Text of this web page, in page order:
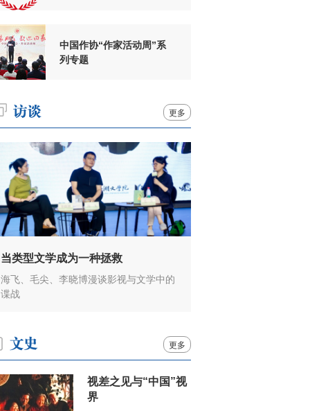
中国作协“作家活动周”系
列专题
更多
当类型文学成为一种拯救
海飞、毛尖、李晓博漫谈影视与文学中的
谍战
更多
视差之见与“中国”视
界